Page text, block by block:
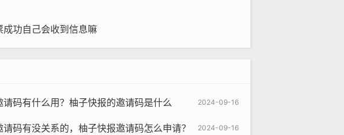
成功自己会收到信息嘛
2024-09-16
请码有什么用？柚子快报的邀请码是什么
2024-09-16
码有没关系的，柚子快报邀请码怎么申请？